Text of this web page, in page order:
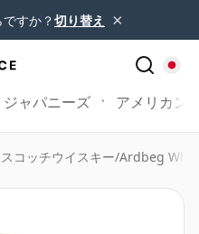
すか？切り替え ×
ジャパニーズ アメリカン
コッチウイスキー/Ardbeg